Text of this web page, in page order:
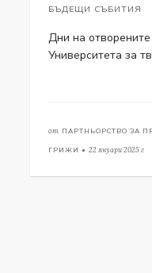
БЪДЕЩИ СЪБИТИЯ
Дни на
Университета за
от ПАРТНЬОРСТВО ЗА
ГРИЖИ • 22 януари 2025 г